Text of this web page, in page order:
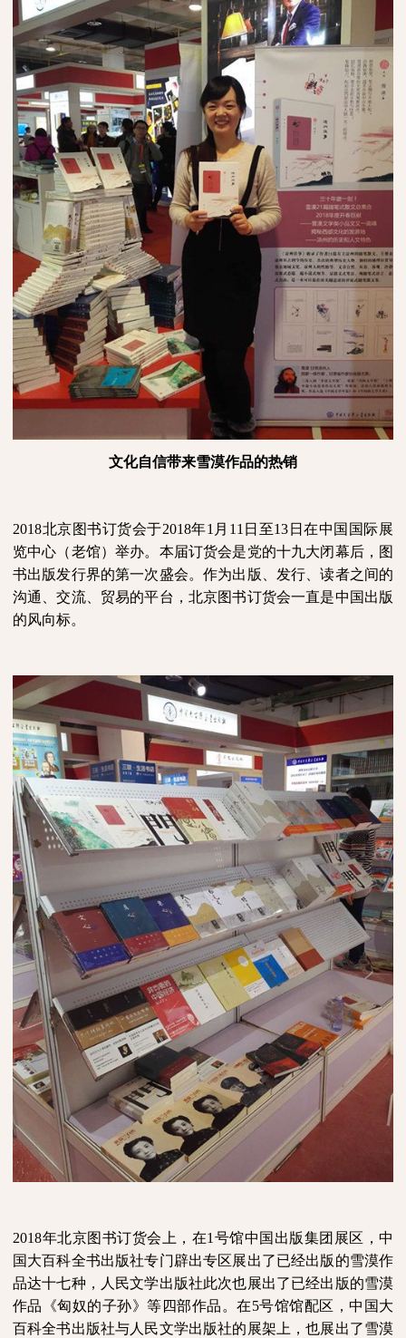
文化自信带来雪漠作品的热销
2018北京图书订货会于2018年1月11日至13日在中国国际展
览中心（老馆）举办。本届订货会是党的十九大闭幕后，图
书出版发行界的第一次盛会。作为出版、发行、读者之间的
沟通、交流、贸易的平台，北京图书订货会一直是中国出版
的风向标。
2018年北京图书订货会 上 ， 在1号馆中国出版集团展区， 中
国大百科全书出版社专门辟出专区展出了已经出版的雪漠作
品达十七种，人民文学出版社此次也展出了已经出版的雪漠
作品《匈奴的子孙》等 四部作品 。在5号馆馆配区，中国大
百科全书出版社与人民文学出版社的展架上，也展出了雪漠